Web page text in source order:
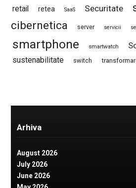
retail retea SaaS Securitate
cibernetica
server servicii
smartphone smartwatch
sustenabilitate switch
Arhiva
August 2026
July 2026
June 2026